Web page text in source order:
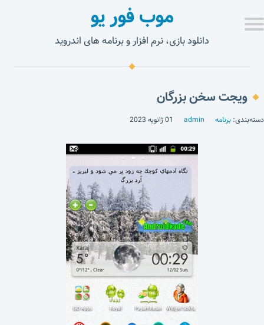
موب فور یو
دانلود بازی، نرم افزار و برنامه های اندروید
ویجت سخن بزرگان
دسته‌بندی: برنامه admin 01 ژانویه 2023